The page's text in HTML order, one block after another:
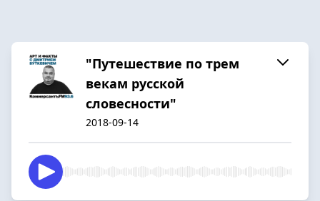
"Путешествие по трем
векам русской
словесности"
2018-09-14